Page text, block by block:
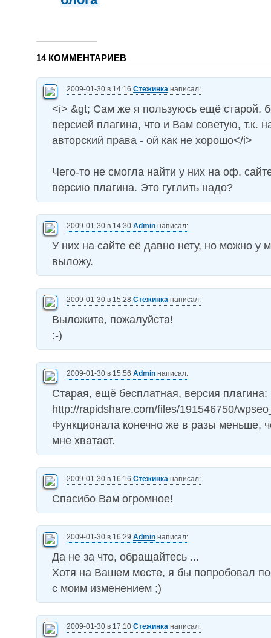
14 КОММЕНТАРИЕВ
2009-01-30 в 14:16 Стежинка написал:
<i> &gt; Сам же я пользуюсь ещё старой,
версией плагина, что и Вам советую, т.к.
авторский права - ой как не хорошо</i>
Чего-то не смогла найти у них на оф.
версию плагина. Это гуглить надо?
2009-01-30 в 14:30 Admin написал:
У них на сайте её давно нету, но можно у
выложу.
2009-01-30 в 15:28 Стежинка написал:
Выложите, пожалуйста!
:-)
2009-01-30 в 15:56 Admin написал:
Старая, ещё бесплатная, версия плагина:
http://rapidshare.com/files/191546750/
Функционала конечно же в разы меньше,
мне хватает.
2009-01-30 в 16:16 Стежинка написал:
Спасибо Вам огромное!
2009-01-30 в 16:29 Admin написал:
Да не за что, обращайтесь ...
Хотя на Вашем месте, я бы попробовал
с моим изменением ;)
2009-01-30 в 17:10 Стежинка написал: